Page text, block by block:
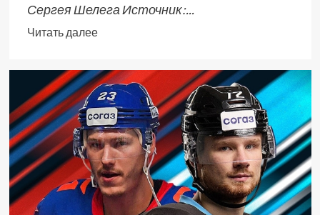
Сергея Шелега Источник:...
Читать далее